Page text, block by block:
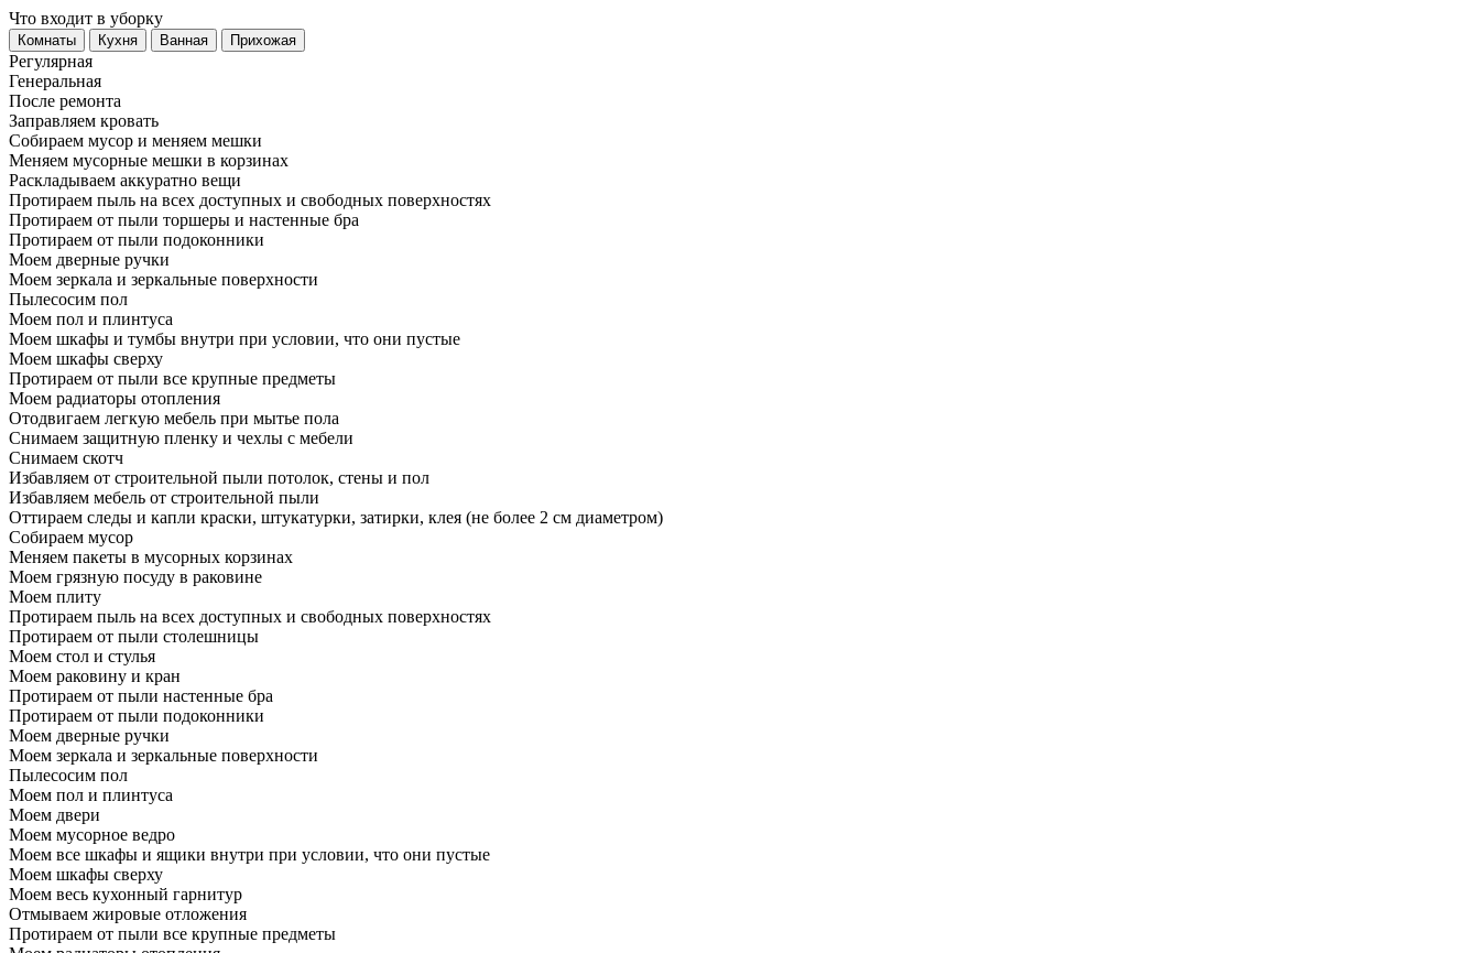
Что входит в уборку
Регу­лярная
Гене­ральная
После ремонта
Заправляем кровать
Собираем мусор и меняем мешки
Меняем мусорные мешки в корзинах
Раскладываем аккуратно вещи
Протираем пыль на всех доступных и свободных поверхностях
Протираем от пыли торшеры и настенные бра
Протираем от пыли подоконники
Моем дверные ручки
Моем зеркала и зеркальные поверхности
Пылесосим пол
Моем пол и плинтуса
Моем шкафы и тумбы внутри при условии, что они пустые
Моем шкафы сверху
Протираем от пыли все крупные предметы
Моем радиаторы отопления
Отодвигаем легкую мебель при мытье пола
Снимаем защитную пленку и чехлы с мебели
Снимаем скотч
Избавляем от строительной пыли потолок, стены и пол
Избавляем мебель от строительной пыли
Оттираем следы и капли краски, штукатурки, затирки, клея (не более 2 см диаметром)
Собираем мусор
Меняем пакеты в мусорных корзинах
Моем грязную посуду в раковине
Моем плиту
Протираем пыль на всех доступных и свободных поверхностях
Протираем от пыли столешницы
Моем стол и стулья
Моем раковину и кран
Протираем от пыли настенные бра
Протираем от пыли подоконники
Моем дверные ручки
Моем зеркала и зеркальные поверхности
Пылесосим пол
Моем пол и плинтуса
Моем двери
Моем мусорное ведро
Моем все шкафы и ящики внутри при условии, что они пустые
Моем шкафы сверху
Моем весь кухонный гарнитур
Отмываем жировые отложения
Протираем от пыли все крупные предметы